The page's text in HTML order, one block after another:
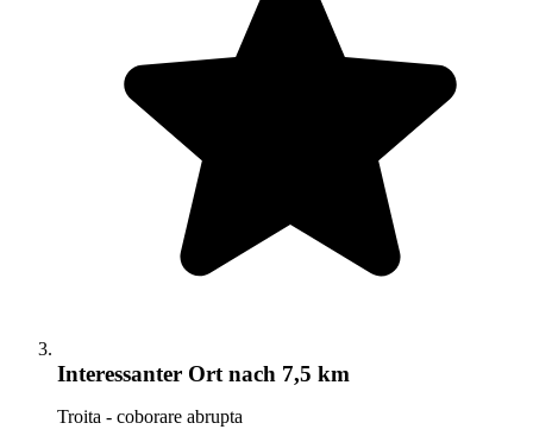
Interessanter Ort nach 7,5 km
Troita - coborare abrupta